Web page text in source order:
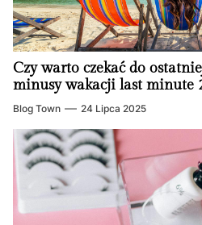
Czy warto czekać do
minusy wakacji last minute
Blog Town 24 Lipca 2025